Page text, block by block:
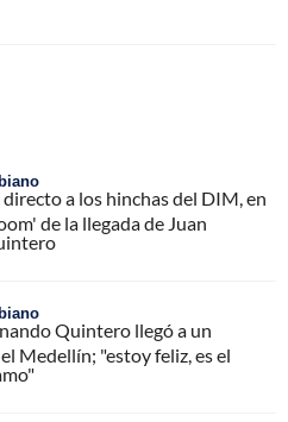
a los hinchas del DIM, en
de la llegada de Juan
Quintero llegó a un
Medellín; "estoy feliz, es el